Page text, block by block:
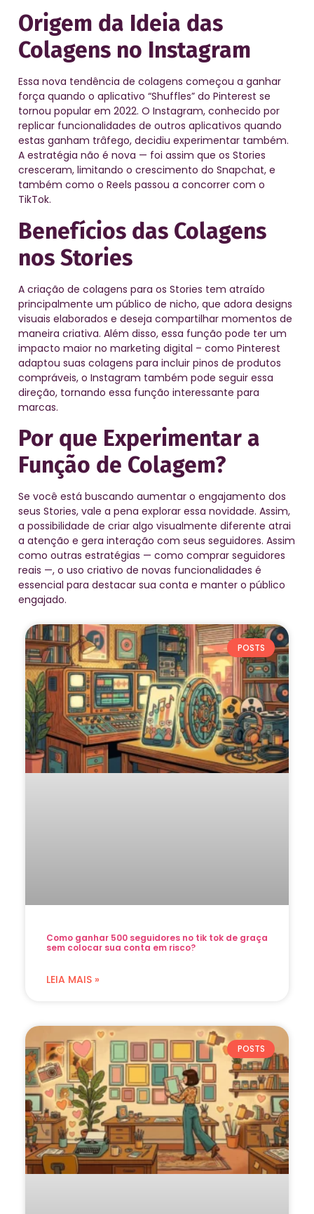
Origem da Ideia das
Colagens no Instagram
Essa nova tendência de colagens começou a ganhar
força quando o aplicativo “Shuffles” do Pinterest se
tornou popular em 2022. O Instagram, conhecido por
replicar funcionalidades de outros aplicativos quando
estas ganham trâfego, decidiu experimentar também.
A estratégia não é nova — foi assim que os Stories
cresceram, limitando o crescimento do Snapchat, e
também como o Reels passou a concorrer com o
TikTok.
Benefícios das Colagens
nos Stories
A criação de colagens para os Stories tem atraído
principalmente um público de nicho, que adora designs
visuais elaborados e deseja compartilhar momentos de
maneira criativa. Além disso, essa função pode ter um
impacto maior no marketing digital – como Pinterest
adaptou suas colagens para incluir pinos de produtos
compráveis, o Instagram também pode seguir essa
direção, tornando essa função interessante para
marcas.
Por que Experimentar a
Função de Colagem?
Se você está buscando aumentar o engajamento dos
seus Stories, vale a pena explorar essa novidade. Assim,
a possibilidade de criar algo visualmente diferente atrai
a atenção e gera interação com seus seguidores. Assim
como outras estratégias — como comprar seguidores
reais —, o uso criativo de novas funcionalidades é
essencial para destacar sua conta e manter o público
engajado.
POSTS
Como ganhar 500 seguidores no tik tok de graça
sem colocar sua conta em risco?
LEIA MAIS »
POSTS